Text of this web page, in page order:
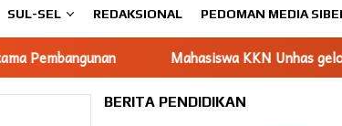
SUL-SEL REDAKSIONAL PEDOMAN MEDIA
Mahasiswa KKN Unhas gelombang 116 Dampingi
BERITA PENDIDIKAN